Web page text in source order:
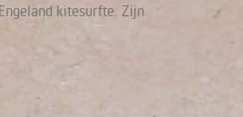
kitesurfte. Zijn